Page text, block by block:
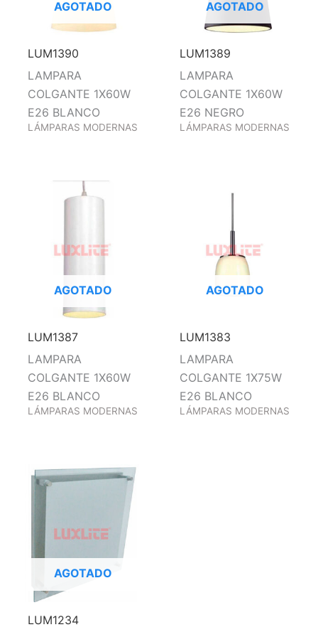
AGOTADO
LUM1390
LAMPARA
COLGANTE 1X60W
E26 BLANCO
LÁMPARAS MODERNAS
AGOTADO
LUM1389
LAMPARA
COLGANTE 1X60W
E26 NEGRO
LÁMPARAS MODERNAS
AGOTADO
LUM1387
LAMPARA
COLGANTE 1X60W
E26 BLANCO
LÁMPARAS MODERNAS
AGOTADO
LUM1383
LAMPARA
COLGANTE 1X75W
E26 BLANCO
LÁMPARAS MODERNAS
AGOTADO
LUM1234